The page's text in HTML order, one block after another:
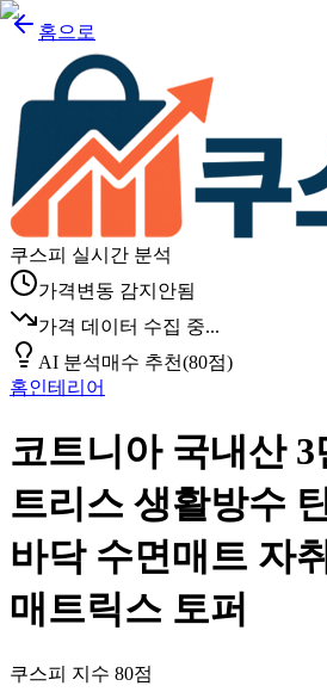
홈으로
쿠스피 실시간 분석
가격변동 감지안됨
가격 데이터 수집 중...
AI 분석매수 추천(80점)
홈인테리어
코트니아 국내산 3
트리스 생활방수
바닥 수면매트 자
매트릭스 토퍼
쿠스피 지수 80점